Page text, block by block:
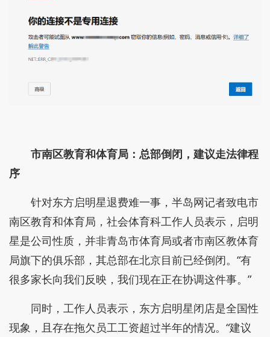
市南区教育和体育局： 总部倒闭，建议走法律程
序
针对东方启明星退费难一事，半岛网记者致电市
南区教育和体育局，社会体育科工作人员表示，启明
星是公司性质，并非青岛市体育局或者市南区教体育
局旗下的俱乐部，其总部在北京目前已经倒闭。“有
很多家长向我们反映，我们现在正在协调这件事。”
同时，工作人员表示，东方启明星闭店是全国性
现象，且存在拖欠员工工资超过半年的情况。“建议